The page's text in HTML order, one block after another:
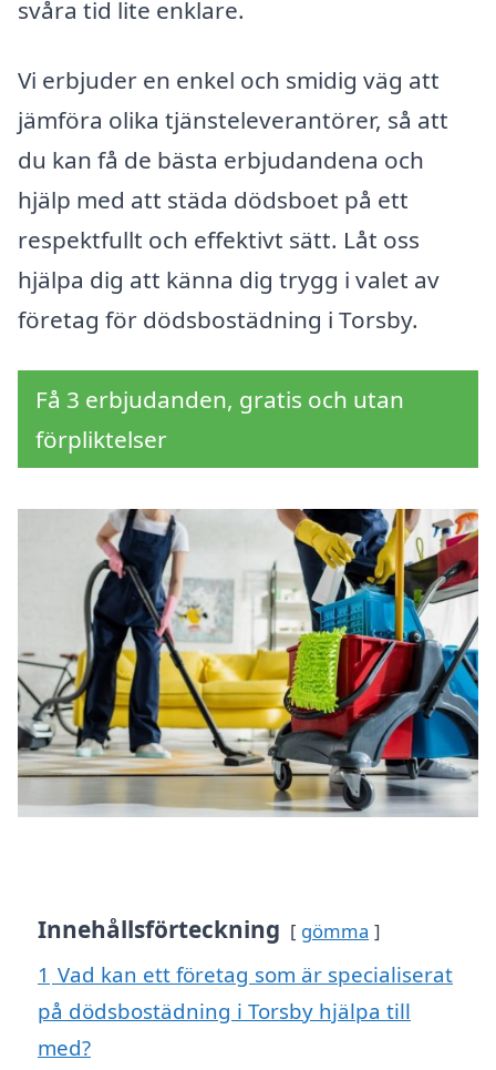
svåra tid lite enklare.
Vi erbjuder en enkel och smidig väg att
jämföra olika tjänsteleverantörer, så att
du kan få de bästa erbjudandena och
hjälp med att städa dödsboet på ett
respektfullt och effektivt sätt. Låt oss
hjälpa dig att känna dig trygg i valet av
företag för dödsbostädning i Torsby.
Få 3 erbjudanden, gratis och utan
förpliktelser
Innehållsförteckning gömma
1 Vad kan ett företag som är specialiserat
på dödsbostädning i Torsby hjälpa till
med?